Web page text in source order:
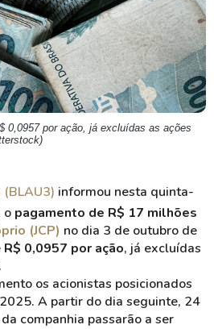
0,0957 por ação, já excluídas as ações
informou nesta quinta-
o pagamento de R$ 17 milhões
(JCP) no dia 3 de outubro de
R$ 0,0957 por ação, já excluídas
os acionistas posicionados
A partir do dia seguinte, 24
companhia passarão a ser